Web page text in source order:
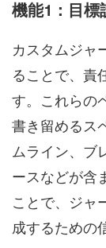
機能1：目標
カスタムジャ
ることで、責
す。これらの
書き留めるス
ムライン、ブ
ースなどが含
ことで、ジャ
成するための